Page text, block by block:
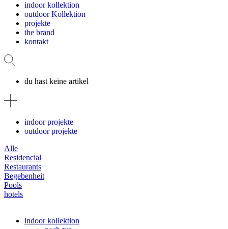
indoor kollektion
outdoor Kollektion
projekte
the brand
kontakt
du hast keine artikel
indoor projekte
outdoor projekte
Alle
Residencial
Restaurants
Begebenheit
Pools
hotels
indoor kollektion